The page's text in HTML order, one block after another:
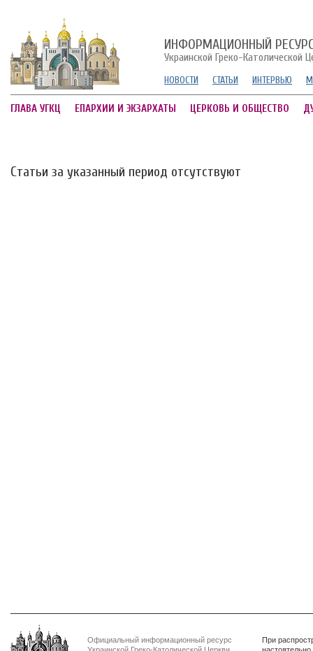
ИНФОРМАЦИОННЫЙ
Украинской Греко-Католической
НОВОСТИ СТАТЬИ ИНТЕРВЬЮ
ГЛАВА УГКЦ ЕПАРХИИ И ЭКЗАРХАТЫ ЦЕРКОВЬ И ОБЩЕСТВО
Статьи за указанный период отсутствуют
Официальный информационный ресурс
При